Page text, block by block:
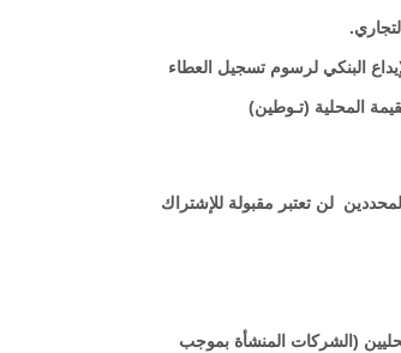
البنكي لرسوم تسجيل العطاء
المحلية (تـوطين)
لن تعتبر مقبولة للإشتراك
(الشركات المنشأة بموجب